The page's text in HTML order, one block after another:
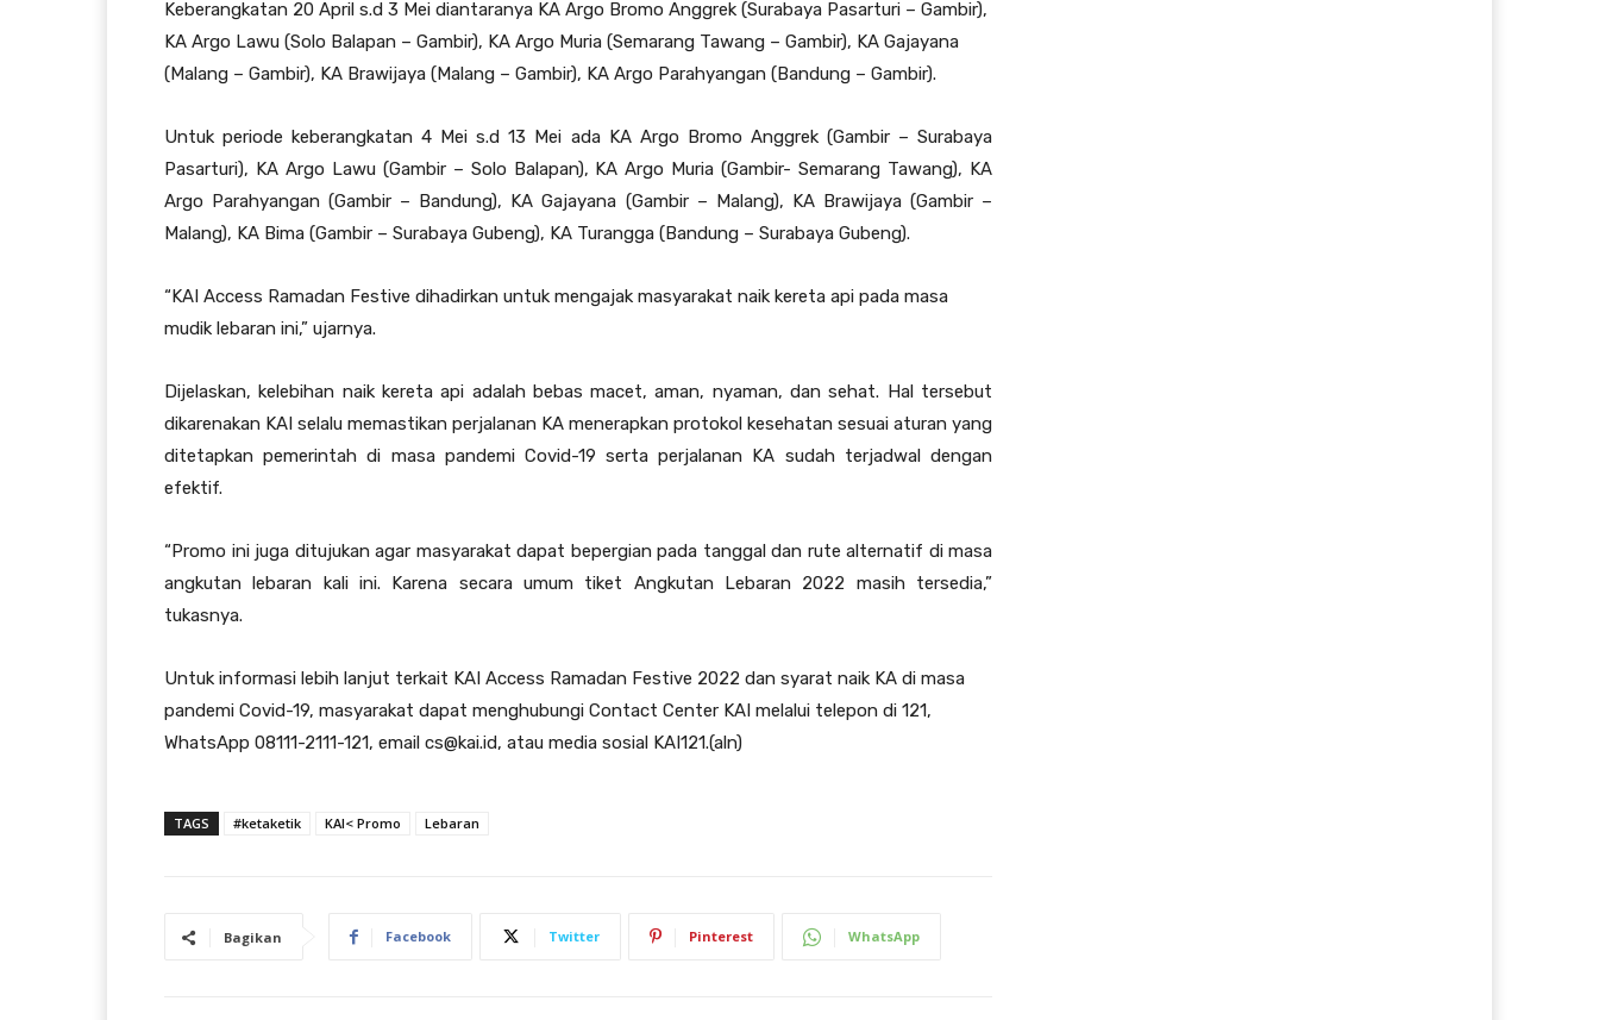
Keberangkatan 20 April s.d 3 Mei diantaranya KA Argo Bromo Anggrek (Surabaya Pasarturi – Gambir),
KA Argo Lawu (Solo Balapan – Gambir), KA Argo Muria (Semarang Tawang – Gambir), KA Gajayana
(Malang – Gambir), KA Brawijaya (Malang – Gambir), KA Argo Parahyangan (Bandung – Gambir).
Untuk periode keberangkatan 4 Mei s.d 13 Mei ada KA Argo Bromo Anggrek (Gambir – Surabaya
Pasarturi), KA Argo Lawu (Gambir – Solo Balapan), KA Argo Muria (Gambir- Semarang Tawang), KA
Argo Parahyangan (Gambir – Bandung), KA Gajayana (Gambir – Malang), KA Brawijaya (Gambir –
Malang), KA Bima (Gambir – Surabaya Gubeng), KA Turangga (Bandung – Surabaya Gubeng).
“KAI Access Ramadan Festive dihadirkan untuk mengajak masyarakat naik kereta api pada masa
mudik lebaran ini,” ujarnya.
Dijelaskan, kelebihan naik kereta api adalah bebas macet, aman, nyaman, dan sehat. Hal tersebut
dikarenakan KAI selalu memastikan perjalanan KA menerapkan protokol kesehatan sesuai aturan yang
ditetapkan pemerintah di masa pandemi Covid-19 serta perjalanan KA sudah terjadwal dengan
efektif.
“Promo ini juga ditujukan agar masyarakat dapat bepergian pada tanggal dan rute alternatif di masa
angkutan lebaran kali ini. Karena secara umum tiket Angkutan Lebaran 2022 masih tersedia,”
tukasnya.
Untuk informasi lebih lanjut terkait KAI Access Ramadan Festive 2022 dan syarat naik KA di masa
pandemi Covid-19, masyarakat dapat menghubungi Contact Center KAI melalui telepon di 121,
WhatsApp 08111-2111-121, email cs@kai.id, atau media sosial KAI121.(aln)
TAGS #ketaketik KAI< Promo Lebaran
Bagikan Facebook Twitter Pinterest WhatsApp